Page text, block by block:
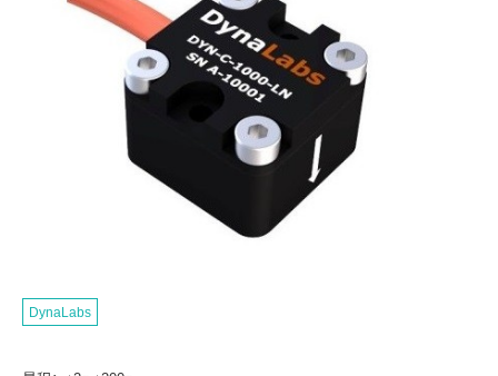
DynaLabs